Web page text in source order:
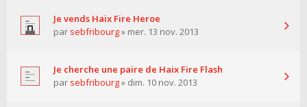
Je vends Haix Fire Heroe
par sebfribourg» mer. 13 nov. 2013
Je cherche une paire de Haix Fire Flash
par sebfribourg» dim. 10 nov. 2013